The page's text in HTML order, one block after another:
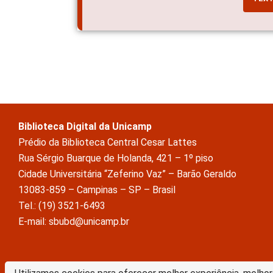
Biblioteca Digital da Unicamp
Prédio da Biblioteca Central Cesar Lattes
Rua Sérgio Buarque de Holanda, 421 – 1º piso
Cidade Universitária “Zeferino Vaz” – Barão Geraldo
13083-859 – Campinas – SP – Brasil
Tel.: (19) 3521-6493
E-mail: sbubd@unicamp.br
A Biblioteca Digital da Unicamp está licenciado com uma Licença